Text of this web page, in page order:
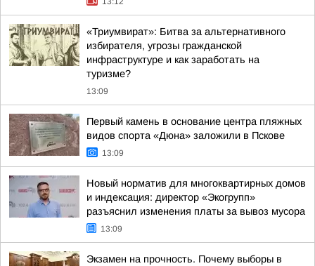
«Триумвират»: Битва за альтернативного
избирателя, угрозы гражданской
инфраструктуре и как заработать на
туризме?
13:09
Первый камень в основание центра пляжных
видов спорта «Дюна» заложили в Пскове
13:09
Новый норматив для многоквартирных домов
и индексация: директор «Экогрупп»
разъяснил изменения платы за вывоз мусора
13:09
Экзамен на прочность. Почему выборы в